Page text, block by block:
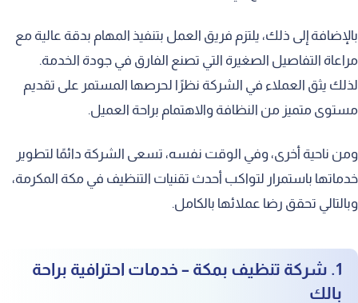
بالإضافة إلى ذلك، يلتزم فريق العمل بتنفيذ المهام بدقة عالية مع
مراعاة التفاصيل الصغيرة التي تصنع الفارق في جودة الخدمة.
لذلك يثق العملاء في الشركة نظرًا لحرصها المستمر على تقديم
مستوى متميز من النظافة والاهتمام براحة العميل.
ومن ناحية أخرى، وفي الوقت نفسه، تسعى الشركة دائمًا لتطوير
خدماتها باستمرار لتواكب أحدث تقنيات التنظيف في مكة المكرمة،
وبالتالي تحقق رضا عملائها بالكامل.
1. شركة تنظيف بمكة – خدمات احترافية براحة
بالك